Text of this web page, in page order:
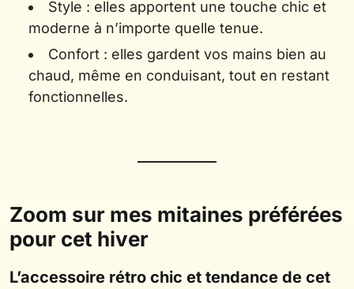
Style : elles apportent une touche chic et
moderne à n’importe quelle tenue.
Confort : elles gardent vos mains bien au
chaud, même en conduisant, tout en restant
fonctionnelles.
Zoom sur mes mitaines préférées
pour cet hiver
L’accessoire rétro chic et tendance de cet